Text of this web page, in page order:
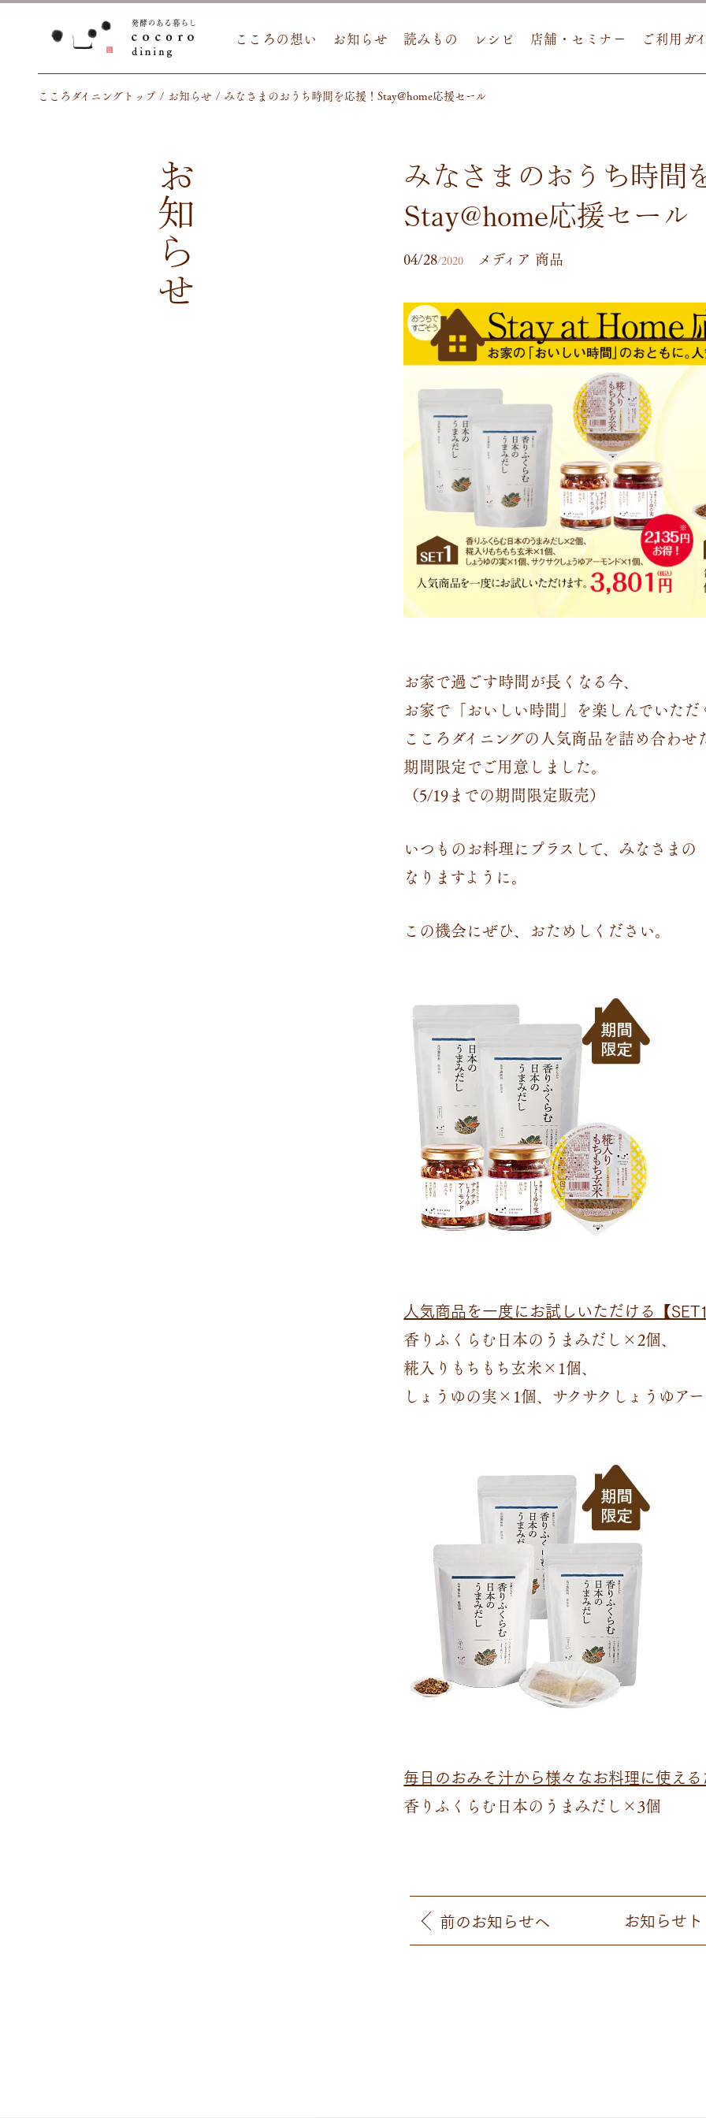
こころの想い お知らせ 読みもの レシピ 店舗・セミナー ご利用ガ
こころダイニングトップ お知らせ みなさまのおうち時間を応援！Stay@home応援セール
お知らせ
みなさまのおうち時間
Stay@home応援セール
04/28/2020 メディア 商品
お家で過ごす時間が長くなる今、
お家で「おいしい時間」を楽しんでいただ
こころダイニングの人気商品を詰め合わ
期間限定でご用意しました。
（5/19までの期間限定販売）
いつものお料理にプラスして、みなさま
なりますように。
この機会にぜひ、おためしください。
人気商品を一度にお試しいただける【SET1
香りふくらむ日本のうまみだし×2個、
糀入りもちもち玄米×1個、
しょうゆの実×1個、サクサクしょうゆア
毎日のおみそ汁から様々なお料理に使える
香りふくらむ日本のうまみだし×3個
前のお知らせへ お知らせ